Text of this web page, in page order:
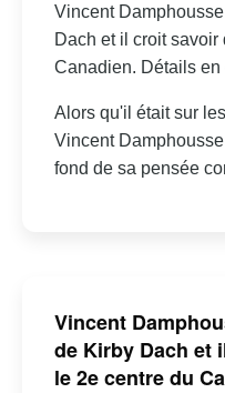
Vincent
Dach et il croit
Canadien. Détails en
Alors qu'il était sur
Vincent
fond de sa pensée
Vincent
de Kirby Dach et
le 2e centre du